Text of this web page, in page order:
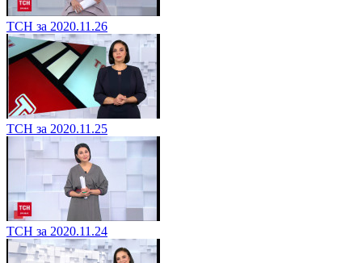
ТСН за 2020.11.26
ТСН за 2020.11.25
ТСН за 2020.11.24